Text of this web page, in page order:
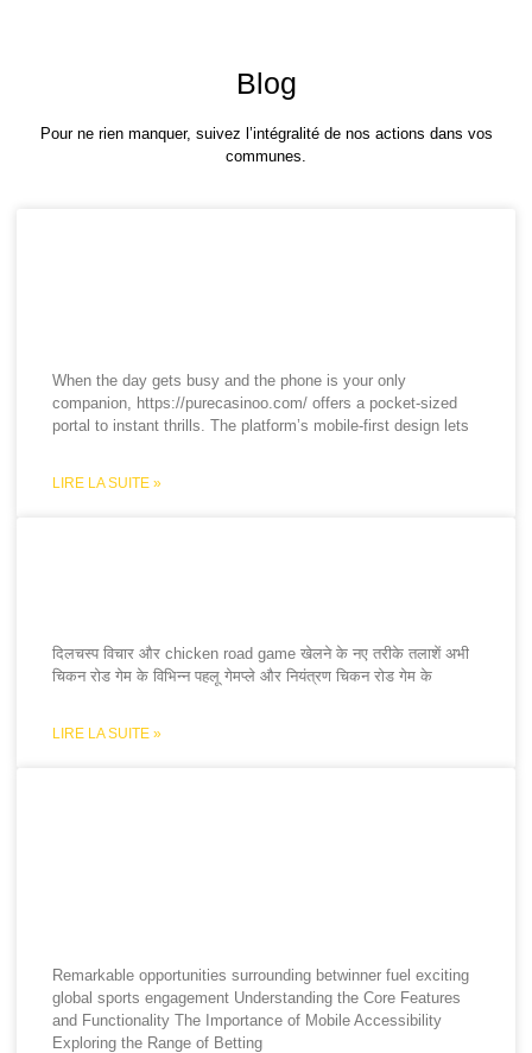
Blog
Pour ne rien manquer, suivez l’intégralité de nos actions dans vos
communes.
When the day gets busy and the phone is your only
companion, https://purecasinoo.com/ offers a pocket‑sized
portal to instant thrills. The platform’s mobile‑first design lets
LIRE LA SUITE »
दिलचस्प विचार और chicken road game खेलने के नए तरीके तलाशें अभी
चिकन रोड गेम के विभिन्न पहलू गेमप्ले और नियंत्रण चिकन रोड गेम के
LIRE LA SUITE »
Remarkable opportunities surrounding betwinner fuel exciting
global sports engagement Understanding the Core Features
and Functionality The Importance of Mobile Accessibility
Exploring the Range of Betting